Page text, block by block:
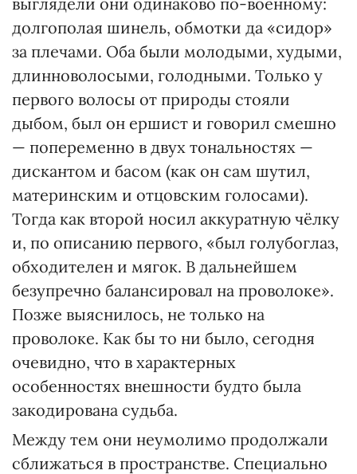
долгополая шинель, обмотки да «сидор»
за плечами. Оба были молодыми, худыми,
длинноволосыми, голодными. Только у
первого волосы от природы стояли
дыбом, был он ершист и говорил смешно
— попеременно в двух тональностях —
дискантом и басом (как он сам шутил,
материнским и отцовским голосами).
Тогда как второй носил аккуратную чёлку
и, по описанию первого, «был голубоглаз,
обходителен и мягок. В дальнейшем
безупречно балансировал на проволоке».
Позже выяснилось, не только на
проволоке. Как бы то ни было, сегодня
очевидно, что в характерных
особенностях внешности будто была
закодирована судьба.
Между тем они неумолимо продолжали
сближаться в пространстве. Специально